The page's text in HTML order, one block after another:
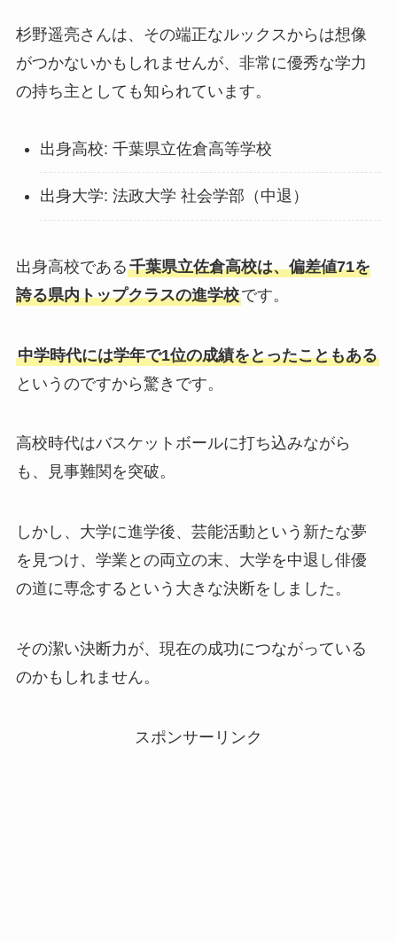
杉野遥亮さんは、その端正なルックスからは想像
がつかないかもしれませんが、非常に優秀な学力
の持ち主としても知られています。
出身高校: 千葉県立佐倉高等学校
出身大学: 法政大学 社会学部（中退）
出身高校である千葉県立佐倉高校は、偏差値71を
誇る県内トップクラスの進学校です。
中学時代には学年で1位の成績をとったこともある
というのですから驚きです。
高校時代はバスケットボールに打ち込みながら
も、見事難関を突破。
しかし、大学に進学後、芸能活動という新たな夢
を見つけ、学業との両立の末、大学を中退し俳優
の道に専念するという大きな決断をしました。
その潔い決断力が、現在の成功につながっている
のかもしれません。
スポンサーリンク